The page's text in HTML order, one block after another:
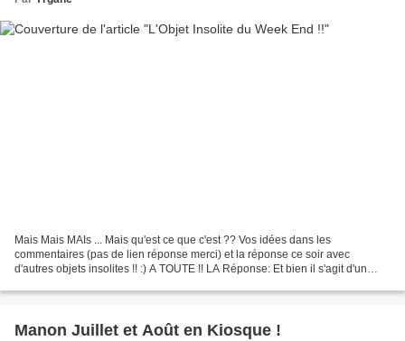
Mais Mais MAIs ... Mais qu'est ce que c'est ?? Vos idées dans les
commentaires (pas de lien réponse merci) et la réponse ce soir avec
d'autres objets insolites !! :) A TOUTE !! LA Réponse: Et bien il s'agit d'un
Manon Juillet et Août en Kiosque !